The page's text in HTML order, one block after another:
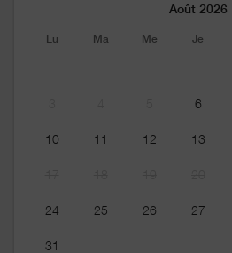
Août 2026
Lu Ma Me Je
6
10 11 12 13
24 25 26 27
31